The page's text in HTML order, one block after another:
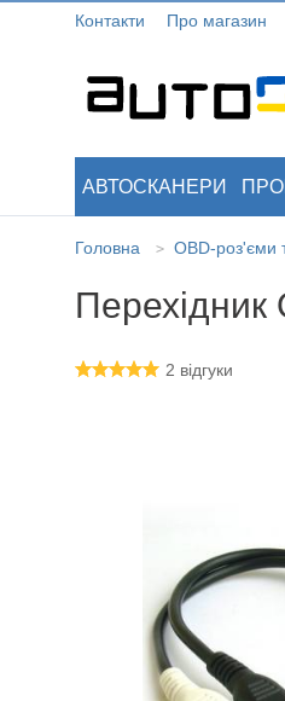
Контакти Про магазин
АВТОСКАНЕРИ
Головна > ОBD-роз'єми
2 відгуки